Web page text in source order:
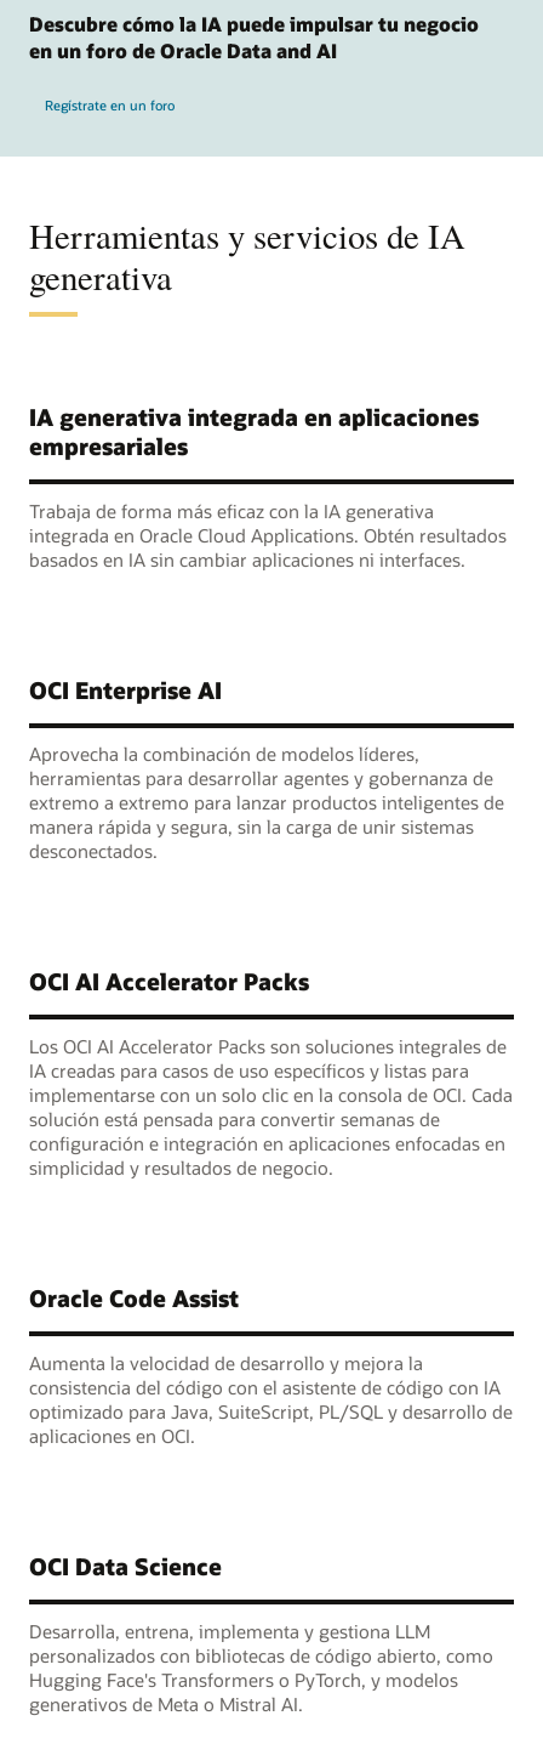
Descubre cómo la IA puede impulsar tu negocio
en un foro de Oracle Data and AI
Regístrate en un foro
Herramientas y servicios de IA
generativa
IA generativa integrada en aplicaciones
empresariales
Trabaja de forma más eficaz con la IA generativa
integrada en Oracle Cloud Applications. Obtén resultados
basados en IA sin cambiar aplicaciones ni interfaces.
OCI Enterprise AI
Aprovecha la combinación de modelos líderes,
herramientas para desarrollar agentes y gobernanza de
extremo a extremo para lanzar productos inteligentes de
manera rápida y segura, sin la carga de unir sistemas
desconectados.
OCI AI Accelerator Packs
Los OCI AI Accelerator Packs son soluciones integrales de
IA creadas para casos de uso específicos y listas para
implementarse con un solo clic en la consola de OCI. Cada
solución está pensada para convertir semanas de
configuración e integración en aplicaciones enfocadas en
simplicidad y resultados de negocio.
Oracle Code Assist
Aumenta la velocidad de desarrollo y mejora la
consistencia del código con el asistente de código con IA
optimizado para Java, SuiteScript, PL/SQL y desarrollo de
aplicaciones en OCI.
OCI Data Science
Desarrolla, entrena, implementa y gestiona LLM
personalizados con bibliotecas de código abierto, como
Hugging Face's Transformers o PyTorch, y modelos
generativos de Meta o Mistral AI.